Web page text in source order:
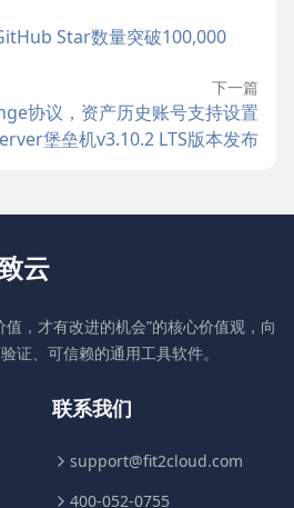
Star数量突破100,000
下一篇
协议，资产历史账号支持设置
堡垒机v3.10.2 LTS版本发布
云
，才有改进的机会”的核心价值观，向
证、可信赖的通用工具软件。
联系我们
support@fit2cloud.com
400-052-0755